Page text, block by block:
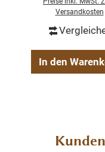
zerlegt in 5
100 % massives
Versandkosten
In den
Produktgalerie